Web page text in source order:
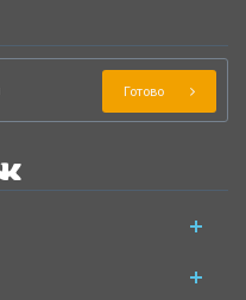
Готово